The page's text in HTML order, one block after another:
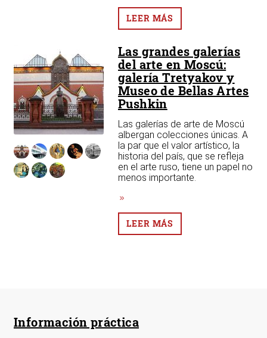
LEER MÁS
Las grandes galerías
del arte en Moscú:
galería Tretyakov y
Museo de Bellas Artes
Pushkin
Las galerías de arte de Moscú
albergan colecciones únicas. A
la par que el valor artístico, la
historia del país, que se refleja
en el arte ruso, tiene un papel no
menos importante.
LEER MÁS
Información práctica